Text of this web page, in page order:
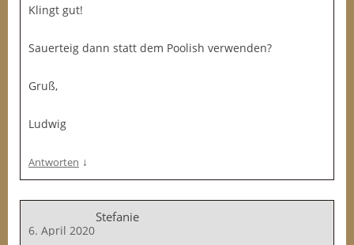
Klingt gut!
Sauerteig dann statt dem Poolish verwenden?
Gruß,
Ludwig
Antworten ↓
Stefanie
6. April 2020